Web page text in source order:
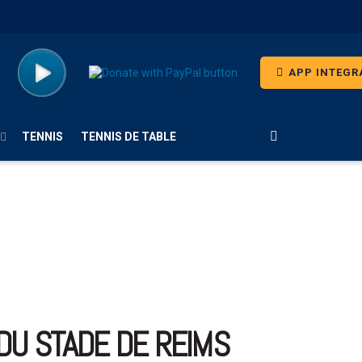
APP
TENNIS TENNIS DE TABLE
STADE DE REIMS